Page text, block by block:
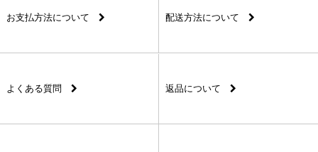
お支払方法について 配送方法について
よくある質問 返品について